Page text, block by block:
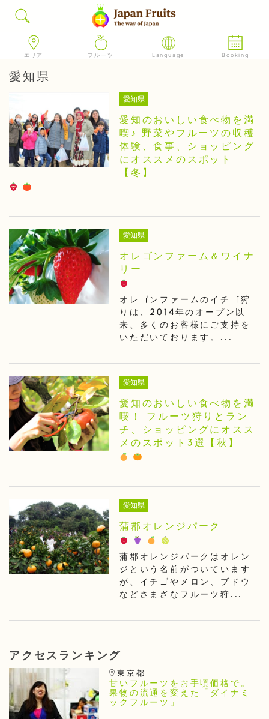
エリア フルーツ Language Booking
愛知県
愛知県
愛知のおいしい食べ物を満
喫♪ 野菜やフルーツの収穫
体験、食事、ショッピング
にオススメのスポット
【冬】
愛知県
オレゴンファーム＆ワイナ
リー
オレゴンファームのイチゴ狩
りは、2014年のオープン以
来、多くのお客様にご支持を
いただいております。...
愛知県
愛知のおいしい食べ物を満
喫！ フルーツ狩りとラン
チ、ショッピングにオスス
メのスポット3選【秋】
愛知県
蒲郡オレンジパーク
蒲郡オレンジパークはオレン
ジという名前がついています
が、イチゴやメロン、ブドウ
などさまざなフルーツ狩...
アクセスランキング
東京都
甘いフルーツをお手頃価格で。
果物の流通を変えた「ダイナミ
ックフルーツ」